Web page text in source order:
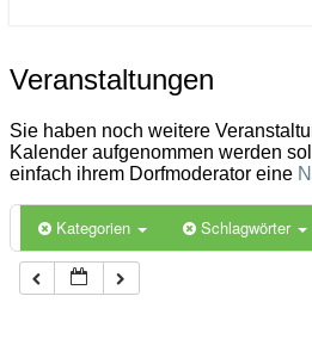
Veranstaltungen
Veranstaltungen
Sie haben noch weitere
Kalender aufgenommen werden
einfach ihrem Dorfmoderator eine
Kategorien Schlagwörter